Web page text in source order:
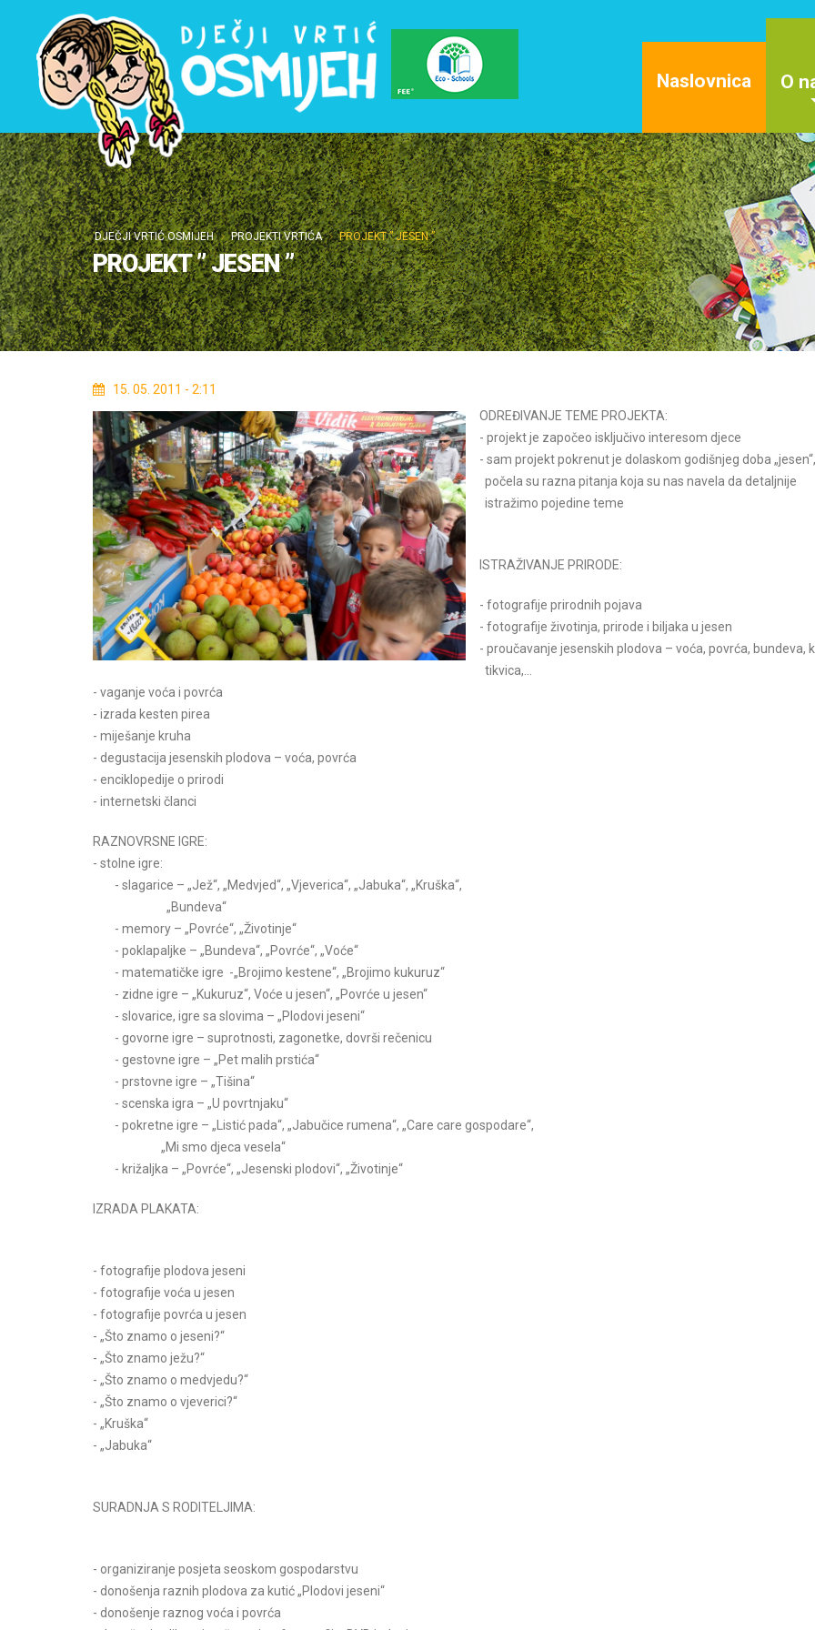
Naslovnica O
DJEČJI VRTIĆ OSMIJEH PROJEKTI VRTIĆA PROJEKT ” JESEN ”
PROJEKT ” JESEN ”
15. 05. 2011 - 2:11
ODREĐIVANJE TEME PROJEKTA:
- projekt je započeo isključivo interesom djece
- sam projekt pokrenut je dolaskom godišnjeg doba „jesen“,
počela su razna pitanja koja su nas navela da detaljnije
istražimo pojedine teme
ISTRAŽIVANJE PRIRODE:
- fotografije prirodnih pojava
- fotografije životinja, prirode i biljaka u jesen
- proučavanje jesenskih plodova – voća, povrća, bundeva,
tikvica,…
- vaganje voća i povrća
- izrada kesten pirea
- miješanje kruha
- degustacija jesenskih plodova – voća, povrća
- enciklopedije o prirodi
- internetski članci
RAZNOVRSNE IGRE:
- stolne igre:
- slagarice – „Jež“, „Medvjed“, „Vjeverica“, „Jabuka“, „Kruška“,
„Bundeva“
- memory – „Povrće“, „Životinje“
- poklapaljke – „Bundeva“, „Povrće“, „Voće“
- matematičke igre -„Brojimo kestene“, „Brojimo kukuruz“
- zidne igre – „Kukuruz“, Voće u jesen“, „Povrće u jesen“
- slovarice, igre sa slovima – „Plodovi jeseni“
- govorne igre – suprotnosti, zagonetke, dovrši rečenicu
- gestovne igre – „Pet malih prstića“
- prstovne igre – „Tišina“
- scenska igra – „U povrtnjaku“
- pokretne igre – „Listić pada“, „Jabučice rumena“, „Care care gospodare“,
„Mi smo djeca vesela“
- križaljka – „Povrće“, „Jesenski plodovi“, „Životinje“
IZRADA PLAKATA:
- fotografije plodova jeseni
- fotografije voća u jesen
- fotografije povrća u jesen
- „Što znamo o jeseni?“
- „Što znamo ježu?“
- „Što znamo o medvjedu?“
- „Što znamo o vjeverici?“
- „Kruška“
- „Jabuka“
SURADNJA S RODITELJIMA:
- organiziranje posjeta seoskom gospodarstvu
- donošenja raznih plodova za kutić „Plodovi jeseni“
- donošenje raznog voća i povrća
priredba V.dio
više
Božićna predstava IV.dio
Pročitajte više
Božićna predstva III.dio
Pročitajte više
Dječji vrtić "Osmijeh"
festivalu Zabave i druženja,